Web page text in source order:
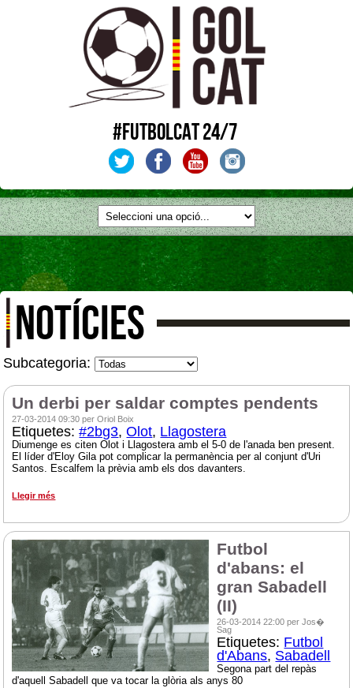
#FUTBOLCAT 24/7
NOTÍCIES
Subcategoria:
Un derbi per saldar comptes pendents
27-03-2014 09:30 per Oriol Boix
Etiquetes:#2bg3,Olot, Llagostera
Diumenge es citen Olot i Llagostera amb el 5-0 de l'anada ben present.
El líder d'Eloy Gila pot complicar la permanència per al conjunt d'Uri
Santos. Escalfem la prèvia amb els dos davanters.
Llegir més
Futbol
d'abans: el
gran Sabadell
(II)
26-03-2014 22:00 per Jos�
Sag
Etiquetes: Futbol
d'Abans, Sabadell
Segona part del repàs
d'aquell Sabadell que va tocar la glòria als anys 80